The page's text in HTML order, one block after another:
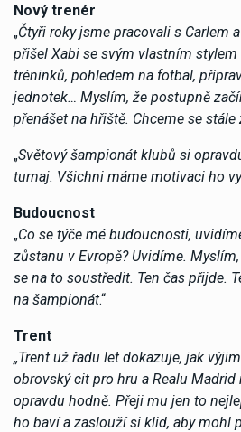
Nový trenér
„Čtyři roky jsme pracovali s Carlem
přišel Xabi se svým vlastním
tréninků, pohledem na fotbal,
jednotek… Myslím, že postupně
přenášet na hřiště. Chceme se stále
„Světový šampionát klubů si
turnaj. Všichni máme motivaci ho
Budoucnost
„Co se týče mé budoucnosti,
zůstanu v Evropě? Uvidíme.
se na to soustředit. Ten čas přijde.
na šampionát.“
Trent
„Trent už řadu let dokazuje, jak
obrovský cit pro hru a Realu
opravdu hodně. Přeji mu jen to
ho baví a zaslouží si klid, aby mohl